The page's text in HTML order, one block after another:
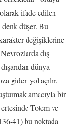
ifade edilen
düşer. Bu
değişiklerine
Nevrozlarda dış
dünya
giden yol açılır.
amacıyla bir
Totem ve
41) bu noktada